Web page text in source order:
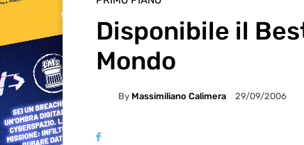
Disponibile il
Mondo
By Massimiliano Calimera 29/09/2006